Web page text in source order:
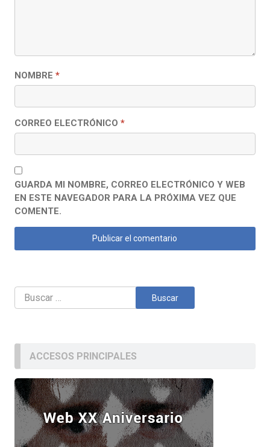
NOMBRE *
CORREO ELECTRÓNICO *
GUARDA MI NOMBRE, CORREO ELECTRÓNICO Y WEB
EN ESTE NAVEGADOR PARA LA PRÓXIMA VEZ QUE
COMENTE.
Buscar:
ACCESOS PRINCIPALES